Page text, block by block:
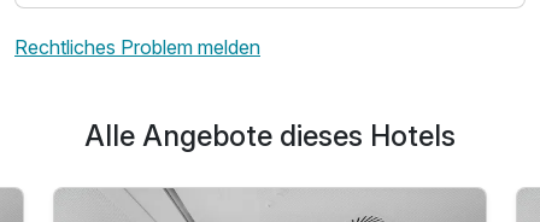
Rechtliches Problem melden
Alle Angebote dieses Hotels